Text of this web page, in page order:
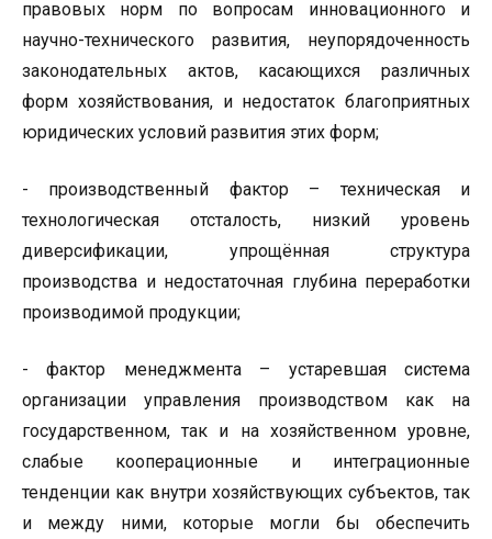
правовых норм по вопросам инновационного и
научно-технического развития, неупорядоченность
законодательных актов, касающихся различных
форм хозяйствования, и недостаток благоприятных
юридических условий развития этих форм;
- производственный фактор – техническая и
технологическая отсталость, низкий уровень
диверсификации, упрощённая структура
производства и недостаточная глубина переработки
производимой продукции;
- фактор менеджмента – устаревшая система
организации управления производством как на
государственном, так и на хозяйственном уровне,
слабые кооперационные и интеграционные
тенденции как внутри хозяйствующих субъектов, так
и между ними, которые могли бы обеспечить